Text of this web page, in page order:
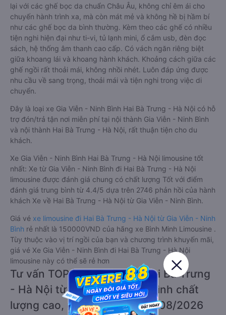
lại với các ghế bọc da chuẩn Châu Âu, không chỉ êm ái cho
chuyến hành trình xa, mà còn mát mẻ và không hề bị hầm bí
như các ghế bọc da bình thường. Kèm theo các ghế có nhiều
tiện nghi hiện đại như ti-vi, tủ lạnh mini, ổ cắm usb, đèn đọc
sách, hệ thống âm thanh cao cấp. Có vách ngăn riêng biệt
giữa khoang lái và khoang hành khách. Khoảng cách giữa các
ghế ngồi rất thoải mái, không nhồi nhét. Luôn đáp ứng được
nhu cầu về sang trọng, thoải mái và tiện nghi trong việc di
chuyển.
Đây là loại xe Gia Viễn - Ninh Bình Hai Bà Trưng - Hà Nội có hỗ
trợ đón/trả tận nơi miễn phí tại nội thành Gia Viễn - Ninh Bình
và nội thành Hai Bà Trưng - Hà Nội, rất thuận tiện cho du
khách.
Xe Gia Viễn - Ninh Bình Hai Bà Trưng - Hà Nội limousine tốt
nhất: Xe từ Gia Viễn - Ninh Bình đi Hai Bà Trưng - Hà Nội
limousine được đánh giá chung có chất lượng Tốt với điểm
đánh giá trung bình từ 4.4/5 dựa trên 2746 phản hồi của hành
khách Xe về Hai Bà Trưng - Hà Nội từ Gia Viễn - Ninh Bình.
Giá vé xe limousine đi Hai Bà Trưng - Hà Nội từ Gia Viễn - Ninh
Bình rẻ nhất là 150000VND của hãng xe Bình Minh Limousine .
Tùy thuộc vào vị trí ngồi của bạn và chương trình khuyến mãi,
giá vé Xe Gia Viễn - Ninh Bình đi Hai Bà Trưng - Hà Nội
limousine này có thể sẽ rẻ hơn
Tư vấn TOP 5 xe khách đi Hai Bà Trưng
- Hà Nội từ Gia Viễn - Ninh Bình chất
lượng cao, uy tín, giá rẻ nhất 08/2026